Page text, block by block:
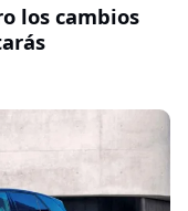
los cambios